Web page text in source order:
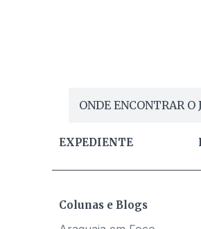
ONDE ENCONTRAR O
EXPEDIENTE
Colunas e Blogs